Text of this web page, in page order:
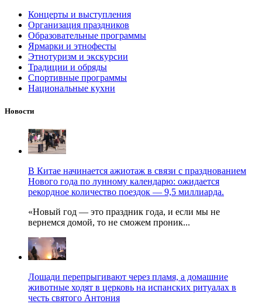
Концерты и выступления
Организация праздников
Образовательные программы
Ярмарки и этнофесты
Этнотуризм и экскурсии
Традиции и обряды
Спортивные программы
Национальные кухни
Новости
В Китае начинается ажиотаж в связи с празднованием
Нового года по лунному календарю: ожидается
рекордное количество поездок — 9,5 миллиарда.
«Новый год — это праздник года, и если мы не
вернемся домой, то не сможем проник...
Лошади перепрыгивают через пламя, а домашние
животные ходят в церковь на испанских ритуалах в
честь святого Антония